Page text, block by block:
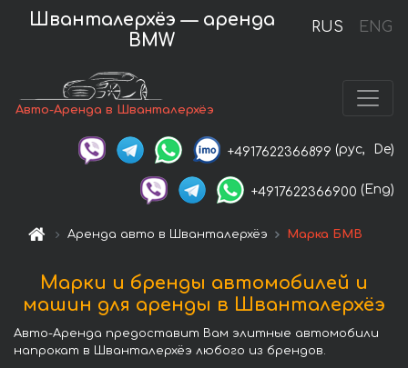
RUS ENG
Шванталерхёэ — аренда
BMW
Авто-Аренда в Шванталерхёэ
+4917622366899 (рус, De)
+4917622366900 (Eng)
Аренда авто в Шванталерхёэ Марка БМВ
Марки и бренды автомобилей и
машин для аренды в Шванталерхёэ
Авто-Аренда предоставит Вам элитные автомобили
напрокат в Шванталерхёэ любого из брендов.